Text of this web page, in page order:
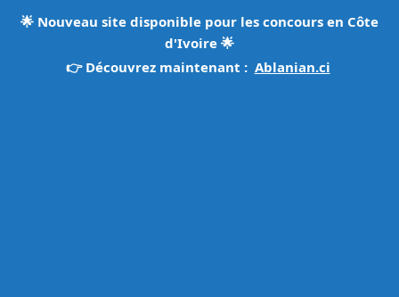
🌟 Nouveau site disponible pour les concours en Côte
d'Ivoire 🌟
👉 Découvrez maintenant : Ablanian.ci